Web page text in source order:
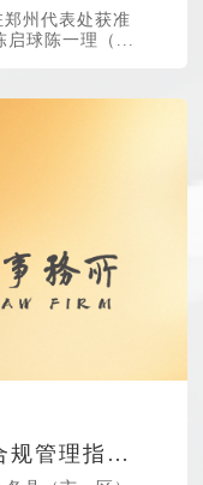
州代表处获准
启球陈一理（...
浙江温州：出台律师事务所合规管理指引 制定差异化建设与评价指标